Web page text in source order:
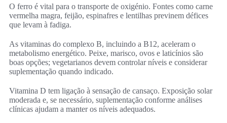
O ferro é vital para o transporte de oxigénio. Fontes como carne
vermelha magra, feijão, espinafres e lentilhas previnem défices
que levam à fadiga.
As vitaminas do complexo B, incluindo a B12, aceleram o
metabolismo energético. Peixe, marisco, ovos e laticínios são
boas opções; vegetarianos devem controlar níveis e considerar
suplementação quando indicado.
Vitamina D tem ligação à sensação de cansaço. Exposição solar
moderada e, se necessário, suplementação conforme análises
clínicas ajudam a manter os níveis adequados.